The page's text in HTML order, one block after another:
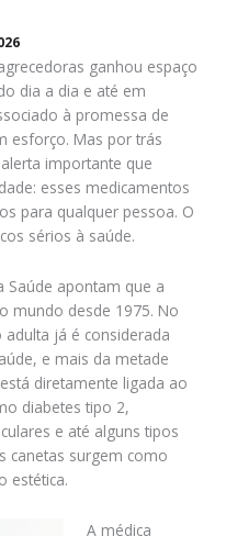
ganhou espaço
dia a dia e até em
à promessa de
esforço. Mas por trás
importante que
esses medicamentos
para qualquer pessoa. O
sérios à saúde.
Saúde apontam que a
mundo desde 1975. No
adulta já é considerada
e mais da metade
diretamente ligada ao
diabetes tipo 2,
e até alguns tipos
canetas surgem como
estética.
A médica